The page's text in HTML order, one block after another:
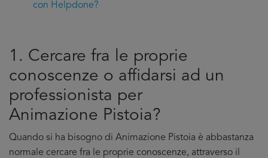
con Helpdone?
1. Cercare fra le proprie
conoscenze o affidarsi ad un
professionista per
Animazione Pistoia?
Quando si ha bisogno di Animazione Pistoia è abbastanza
normale cercare fra le proprie conoscenze, attraverso il